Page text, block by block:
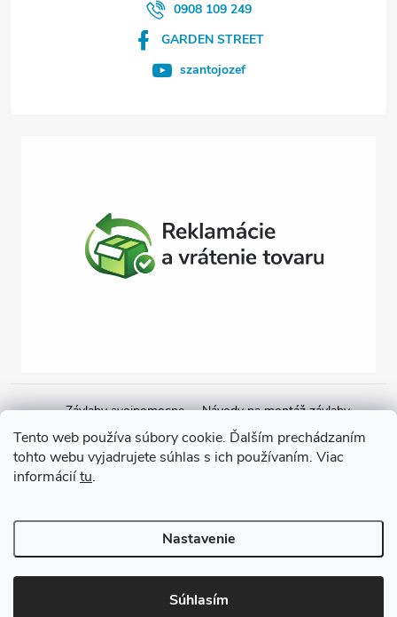
Tento web používa súbory cookie. Ďalším prechádzaním
tohto webu vyjadrujete súhlas s ich používaním. Viac
informáciítu.
Nastavenie
Súhlasím
0908 109 249
GARDEN STREET
szantojozef
Závlahy svojpomocne
Návody na montáž závlahy
Cenová ponuka na závlahu
Blogové články
Čerpacie zostavy
Poradenstvo
Ponorné čerpadlá
Vytvoril Shoptet
Copyright 2026GARDEN STREET. Všetky práva vyhradené.